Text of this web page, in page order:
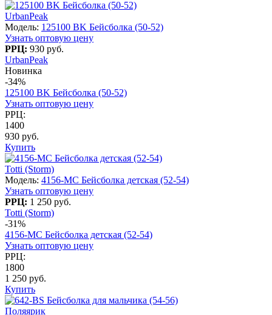
UrbanPeak
Модель: 125100 BK Бейсболка (50-52)
Узнать оптовую цену
РРЦ: 930 руб.
UrbanPeak
Новинка
-34%
125100 BK Бейсболка (50-52)
Узнать оптовую цену
РРЦ:
1400
930 руб.
Купить
Totti (Storm)
Модель: 4156-МС Бейсболка детская (52-54)
Узнать оптовую цену
РРЦ: 1 250 руб.
Totti (Storm)
-31%
4156-МС Бейсболка детская (52-54)
Узнать оптовую цену
РРЦ:
1800
1 250 руб.
Купить
Поляярик